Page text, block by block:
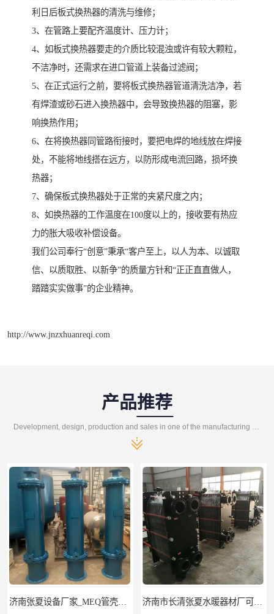
利日后板式换热器的清洗与维修；
3、在管路上要配齐温度计、压力计；
4、如板式换热器要走的介质比较混浊或许有较大颗粒，
不洁净时，还需求在进口管道上装备过滤阀；
5、在正式运行之前，要将板式换热器管道清洗洁净，若
有焊渣或砂石进入换热器中，会导致换热器的阻塞，影
响换热作用；
6、在将换热器同管路衔接时，要把电焊的地线放在焊接
处，不能将地线搭在远方，以防形成电流回路，损坏换
热器；
7、确保板式换热器处于正常的夹紧尺度之内；
8、如换热器的工作温度在100度以上的，接收要有热应
力的胀大吸收补偿设备。
我们公司奉行“创意”秉承“客户至上，以人为本、以诚取
信、以质取胜、以新争”的质量方针和“正正直直做人，
踏踏实实做事”的企业精神。
http://www.jnzxhuanreqi.com
产品推荐